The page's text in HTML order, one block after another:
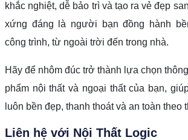
khắc nghiệt, dễ bảo trì và tạo ra vẻ đẹp
xứng đáng là người bạn đồng hành
công trình, từ ngoài trời đến trong nhà.
Hãy để nhôm đúc trở thành lựa chọn
phẩm nội thất và ngoại thất của bạn,
luôn bền đẹp, thanh thoát và an toàn theo
Liên hệ với Nội Thất Logic